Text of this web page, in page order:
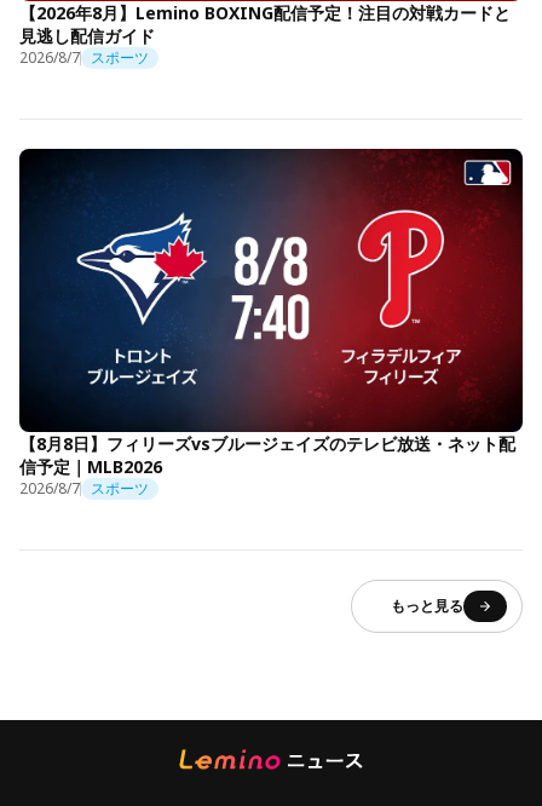
【2026年8月】Lemino BOXING配信予定！注目の対戦カードと
見逃し配信ガイド
2026/8/7 スポーツ
【8月8日】フィリーズvsブルージェイズのテレビ放送・ネット配
信予定｜MLB2026
2026/8/7 スポーツ
もっと見る